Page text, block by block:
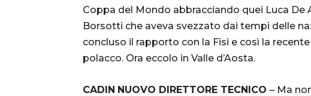
Coppa del Mondo abbracciando quei Luca De
Borsotti che aveva svezzato dai tempi delle
concluso il rapporto con la Fisi e così la
polacco. Ora eccolo in Valle d’Aosta.
CADIN NUOVO DIRETTORE TECNICO – Ma